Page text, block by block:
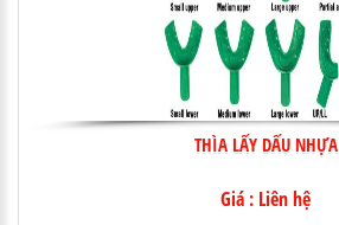
THÌA LẤY DẤU NHỰA
Giá : Liên hệ